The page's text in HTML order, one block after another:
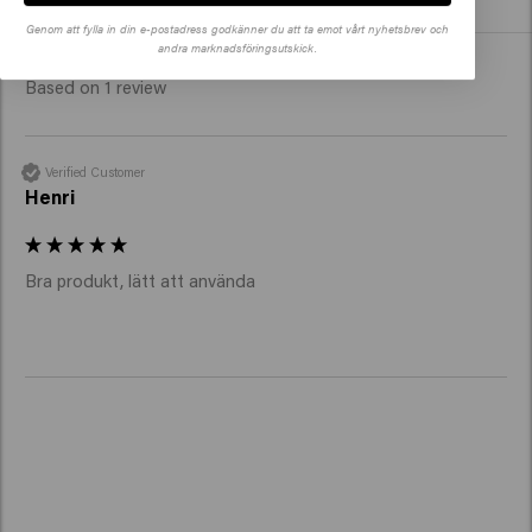
Köp
Based on 1 review
Verified Customer
Henri
Bra produkt, lätt att använda
New content loaded
Genom att fylla in din e-postadress godkänner du att ta emot vårt nyhetsbrev och
andra marknadsföringsutskick.